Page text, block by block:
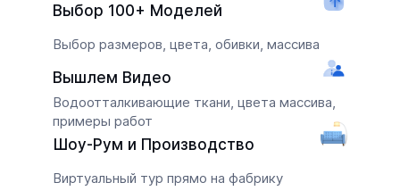
Выбор 100+ Моделей
Выбор размеров, цвета, обивки, массива
Вышлем Видео
Водоотталкивающие ткани, цвета массива,
примеры работ
Шоу-Рум и Производство
Виртуальный тур прямо на фабрику